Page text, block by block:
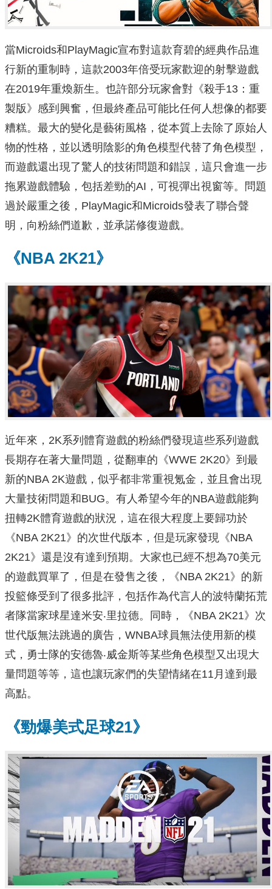
當Microids和PlayMagic宣布對這款育碧的經典作品進
行新的重制時，這款2003年倍受玩家歡迎的射擊遊戲
在2019年重煥新生。也許部分玩家會對《殺手13：重
製版》感到興奮，但最終產品可能比任何人想像的都要
糟糕。最大的變化是藝術風格，從本質上去除了原始人
物的性格，並以透明陰影的角色模型代替了角色模型，
而遊戲還出現了驚人的技術問題和錯誤，這只會進一步
拖累遊戲體驗，包括差勁的AI，可視彈出視窗等。問題
過於嚴重之後，PlayMagic和Microids發表了聯合聲
明，向粉絲們道歉，並承諾修復遊戲。
《NBA 2K21》
近年來，2K系列體育遊戲的粉絲們發現這些系列遊戲
長期存在著大量問題，從翻車的《WWE 2K20》到最
新的NBA 2K遊戲，似乎都非常重視氪金，並且會出現
大量技術問題和BUG。有人希望今年的NBA遊戲能夠
扭轉2K體育遊戲的狀況，這在很大程度上要歸功於
《NBA 2K21》的次世代版本，但是玩家發現《NBA
2K21》還是沒有達到預期。大家也已經不想為70美元
的遊戲買單了，但是在發售之後，《NBA 2K21》的新
投籃條受到了很多批評，包括作為代言人的波特蘭拓荒
者隊當家球星達米安‧里拉德。同時，《NBA 2K21》次
世代版無法跳過的廣告，WNBA球員無法使用新的模
式，勇士隊的安德魯‧威金斯等某些角色模型又出現大
量問題等等，這也讓玩家們的失望情緒在11月達到最
高點。
《勁爆美式足球21》